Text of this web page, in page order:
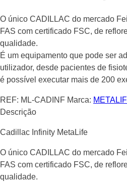
O único CADILLAC do mercado
FAS com certificado FSC, de
qualidade.
É um equipamento que pode ser
utilizador, desde pacientes de
é possível executar mais de 200
REF: ML-CADINF Marca:
Descrição
Cadillac Infinity MetaLife
O único CADILLAC do mercado
FAS com certificado FSC, de
qualidade.